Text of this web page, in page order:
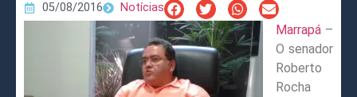
05/08/2016 Notícias
Marrapá –
O senador
Roberto
Rocha